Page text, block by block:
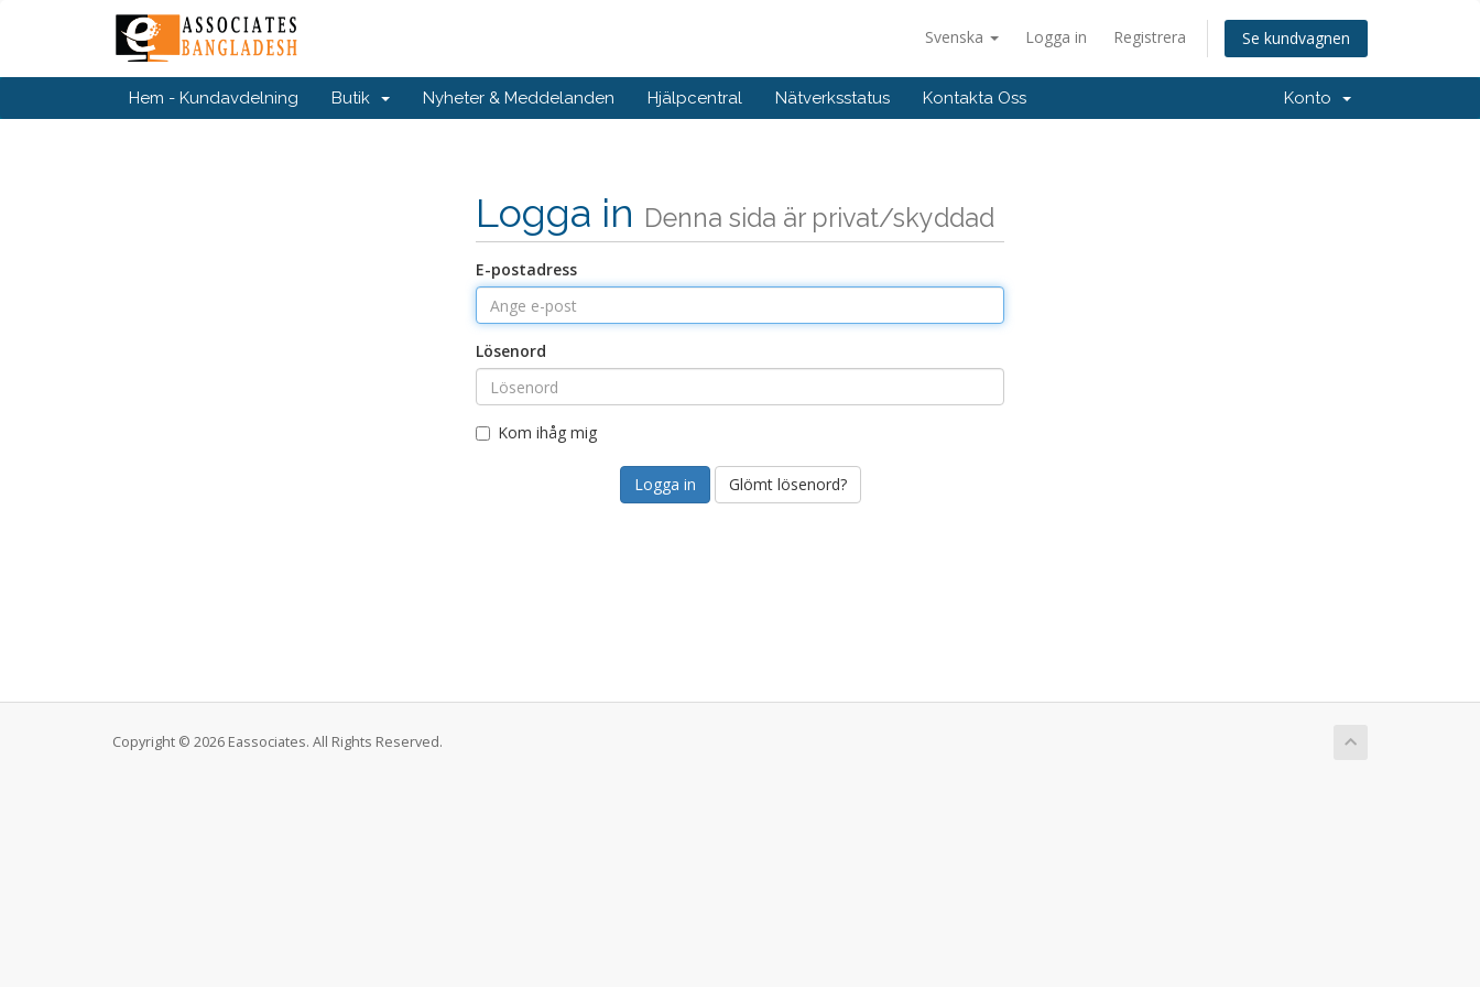
Svenska Logga in Registrera Se kundvagnen
Hem - Kundavdelning Butik Nyheter & Meddelanden Hjälpcentral Nätverksstatus Kontakta Oss Konto
Logga in Denna sida är privat/skyddad
E-postadress
Lösenord
Kom ihåg mig
Glömt lösenord?
Copyright © 2026 Eassociates. All Rights Reserved.